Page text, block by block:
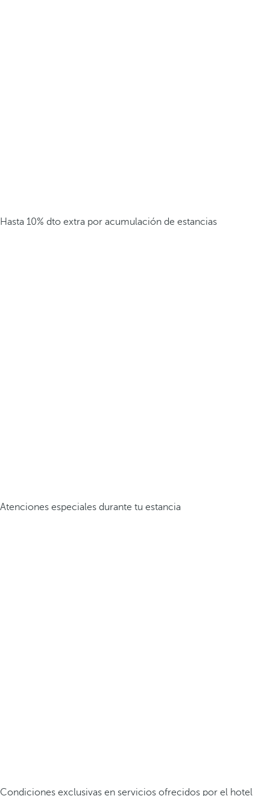
Hasta 10% dto extra por acumulación de estancias
Atenciones especiales durante tu estancia
Condiciones exclusivas en servicios ofrecidos por el hotel